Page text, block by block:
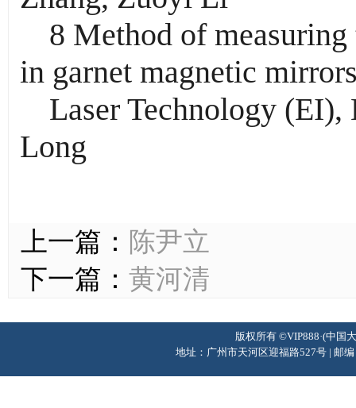
8 Method of
in garnet magnetic
Laser Technology
Long
上一篇： 陈尹立
下一篇： 黄河清
版权所有 ©VIP888·(中国
地址：广州市天河区迎福路527号 | 邮